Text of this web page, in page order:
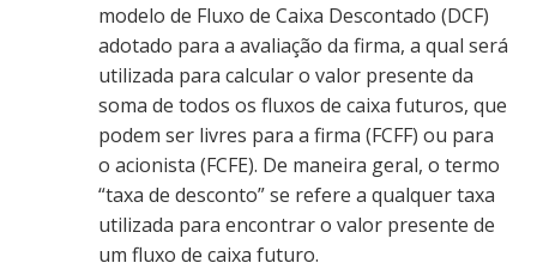
modelo de Fluxo de Caixa Descontado (DCF)
adotado para a avaliação da firma, a qual será
utilizada para calcular o valor presente da
soma de todos os fluxos de caixa futuros, que
podem ser livres para a firma (FCFF) ou para
o acionista (FCFE). De maneira geral, o termo
“taxa de desconto” se refere a qualquer taxa
utilizada para encontrar o valor presente de
um fluxo de caixa futuro.